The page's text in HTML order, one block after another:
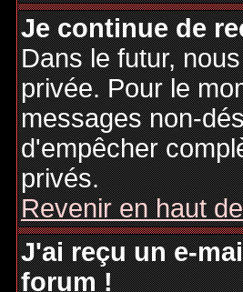
Je continue de
Dans le futur,
privée. Pour le
messages non-
d'empêcher
privés.
Revenir en haut
J'ai reçu un e-
forum !